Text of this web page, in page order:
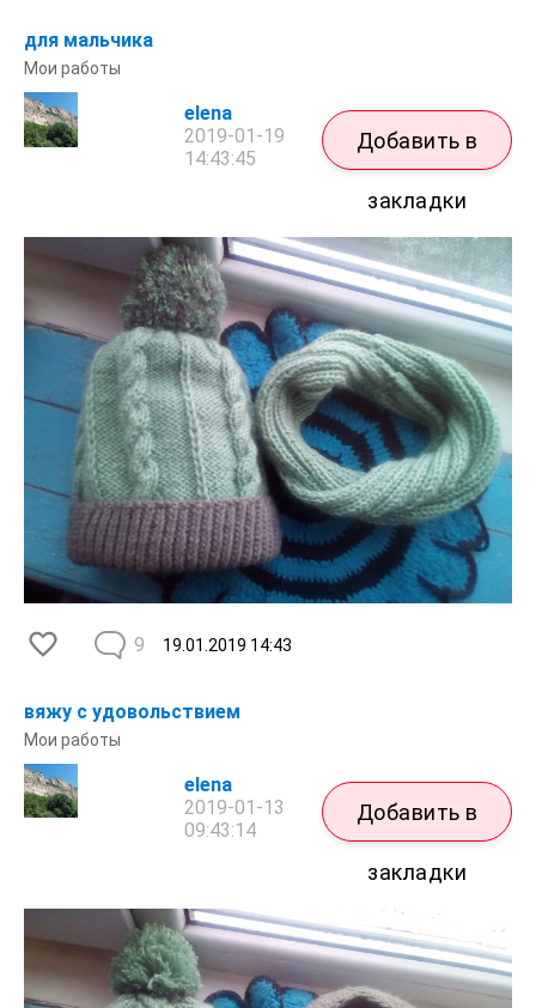
для мальчика
Мои работы
elena
2019-01-19
14:43:45
Добавить в
закладки
19.01.2019 14:43
9
вяжу с удовольствием
Мои работы
elena
2019-01-13
09:43:14
Добавить в
закладки